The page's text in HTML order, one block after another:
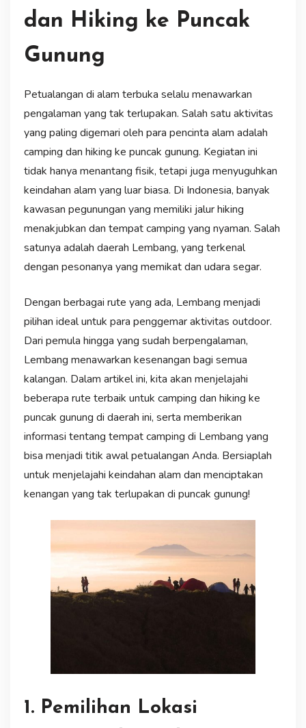
dan Hiking ke Puncak
Gunung
Petualangan di alam terbuka selalu menawarkan
pengalaman yang tak terlupakan. Salah satu aktivitas
yang paling digemari oleh para pencinta alam adalah
camping dan hiking ke puncak gunung. Kegiatan ini
tidak hanya menantang fisik, tetapi juga menyuguhkan
keindahan alam yang luar biasa. Di Indonesia, banyak
kawasan pegunungan yang memiliki jalur hiking
menakjubkan dan tempat camping yang nyaman. Salah
satunya adalah daerah Lembang, yang terkenal
dengan pesonanya yang memikat dan udara segar.
Dengan berbagai rute yang ada, Lembang menjadi
pilihan ideal untuk para penggemar aktivitas outdoor.
Dari pemula hingga yang sudah berpengalaman,
Lembang menawarkan kesenangan bagi semua
kalangan. Dalam artikel ini, kita akan menjelajahi
beberapa rute terbaik untuk camping dan hiking ke
puncak gunung di daerah ini, serta memberikan
informasi tentang tempat camping di Lembang yang
bisa menjadi titik awal petualangan Anda. Bersiaplah
untuk menjelajahi keindahan alam dan menciptakan
kenangan yang tak terlupakan di puncak gunung!
1. Pemilihan Lokasi